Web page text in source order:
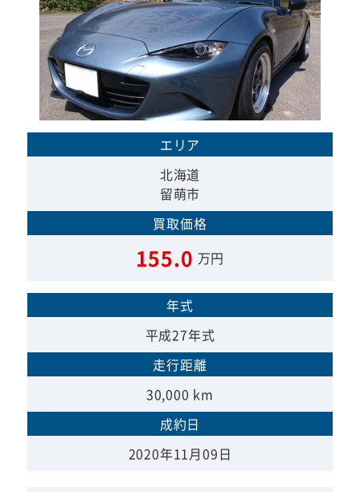
エリア
北海道
留萌市
買取価格
155.0 万円
年式
平成27年式
走行距離
30,000 km
成約日
2020年11月09日